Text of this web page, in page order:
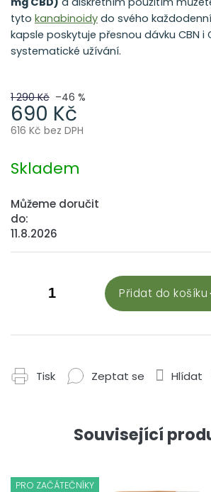
1 290 Kč –46 %
690 Kč
616 Kč bez DPH
cena:
Skladem
Můžeme doručit
do:
11.8.2026
Přidat do košíku
tyto kanabinoidy do svého
kapsle poskytuje přesnou dávku CBN i
systematické užívání.
Tisk Zeptat se Hlídat
Související
PRO ZAČÁTEČNÍKY